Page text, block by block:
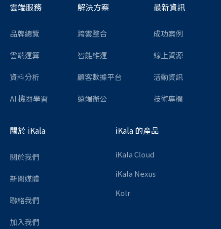
雲端服務
品牌總覽
雲端運算
資料分析
AI 機器學習
解決方案
跨雲整合
智能維運
顧客數據平台
遠端辦公
最新資訊
成功案例
線上資源
活動資訊
技術專欄
關於 iKala
關於我們
新聞媒體
聯絡我們
加入我們
iKala 的產品
iKala Cloud
iKala Nexus
Kolr